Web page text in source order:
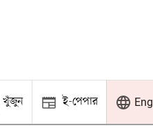
খুঁজুন ই-পেপার Eng